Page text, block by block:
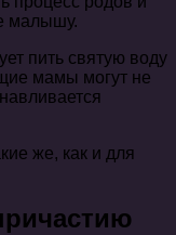
малышу.
пить святую воду
мамы могут не
же, как и для